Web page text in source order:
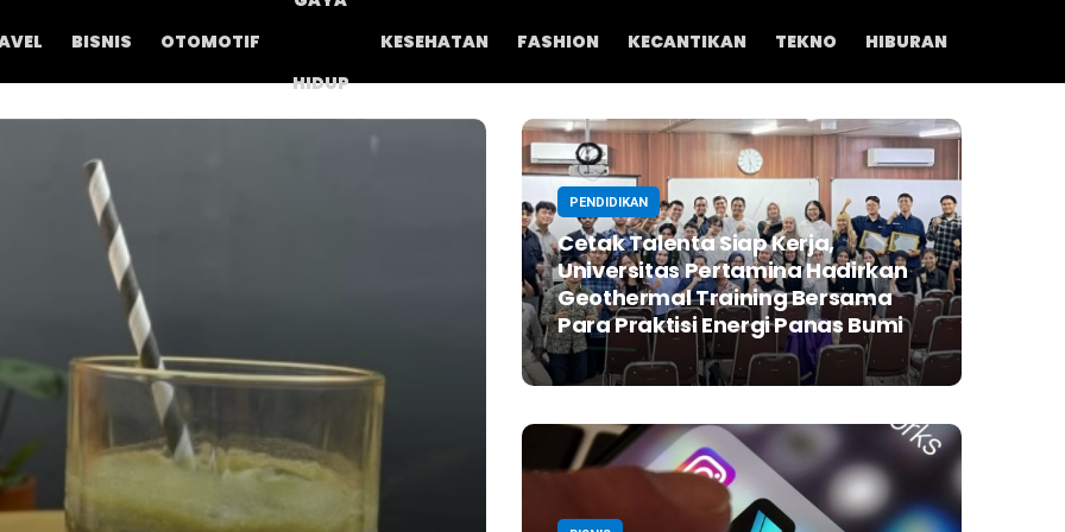
BISNIS OTOMOTIF
HIDUP
KESEHATAN FASHION KECANTIKAN TEKNO HIBURAN
PENDIDIKAN
Cetak Talenta Siap Kerja,
Universitas Pertamina Hadirkan
Geothermal Training Bersama
Para Praktisi Energi Panas Bumi